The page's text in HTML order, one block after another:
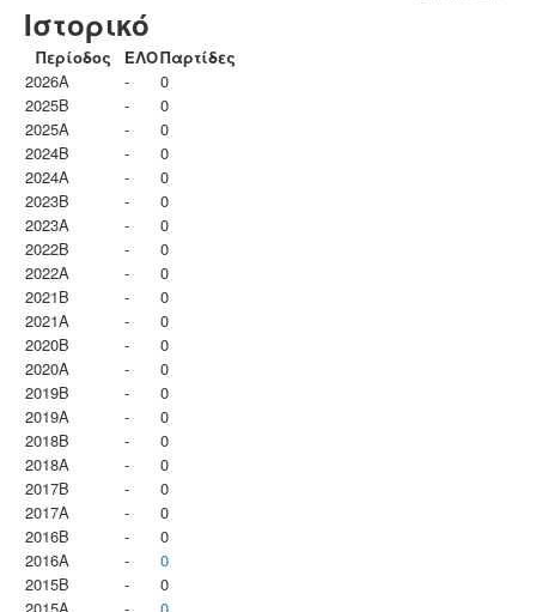
Ιστορικό
Περίοδος ΕΛΟΠαρτίδες
2026A
-
0
2025B
-
0
2025A
-
0
2024B
-
0
2024A
-
0
2023B
-
0
2023Α
-
0
2022B
-
0
2022A
-
0
2021B
-
0
2021A
-
0
2020B
-
0
2020A
-
0
2019B
-
0
2019A
-
0
2018B
-
0
2018A
-
0
2017B
-
0
2017A
-
0
2016B
-
0
2016A
-
0
2015B
-
0